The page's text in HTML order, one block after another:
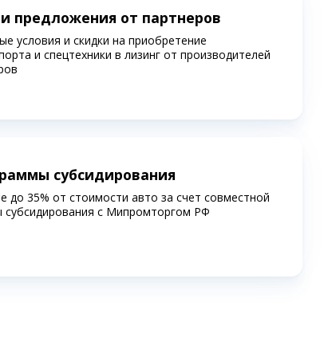
предложения от партнеров
условия и скидки на приобретение
и спецтехники в лизинг от производителей
субсидирования
до 35% от стоимости авто за счет совместной
субсидирования c Мипромторгом РФ